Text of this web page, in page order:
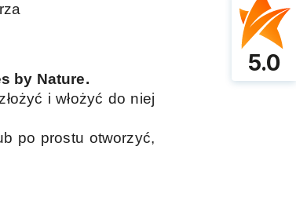
5.0
by Nature.
i włożyć do niej
po prostu otworzyć,